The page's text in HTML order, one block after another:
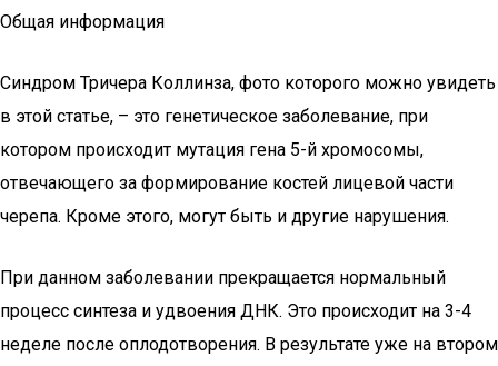
Общая информация
Синдром Тричера Коллинза, фото которого можно увидеть
в этой статье, – это генетическое заболевание, при
котором происходит мутация гена 5-й хромосомы,
отвечающего за формирование костей лицевой части
черепа. Кроме этого, могут быть и другие нарушения.
При данном заболевании прекращается нормальный
процесс синтеза и удвоения ДНК. Это происходит на 3-4
неделе после оплодотворения. В результате уже на втором